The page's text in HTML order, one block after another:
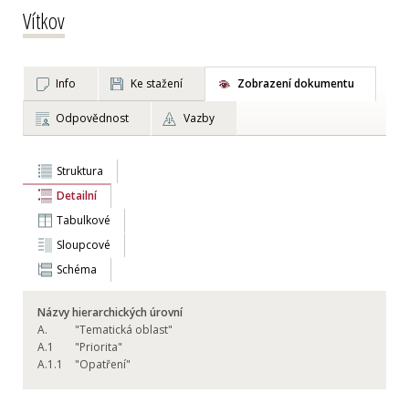
Vítkov
Info Ke stažení Zobrazení dokumentu
Odpovědnost Vazby
Struktura
Detailní
Tabulkové
Sloupcové
Schéma
Názvy hierarchických úrovní
A.
"Tematická oblast"
A.1
"Priorita"
A.1.1 "Opatření"